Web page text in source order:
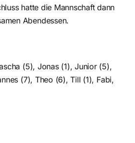
hatte die Mannschaft dann
Abendessen.
(5), Jonas (1), Junior (5),
(7), Theo (6), Till (1), Fabi,